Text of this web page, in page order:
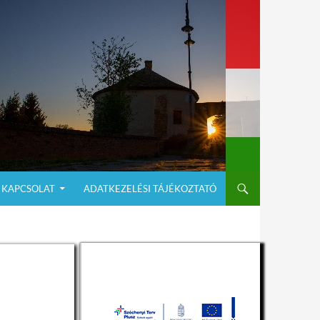
KAPCSOLAT ADATKEZELÉSI TÁJÉKOZTATÓ